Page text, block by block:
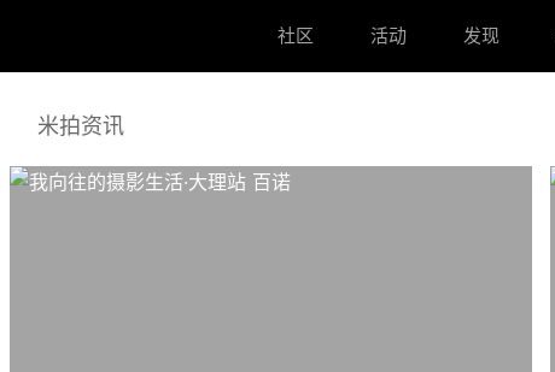
社区 活动 发现
米拍资讯